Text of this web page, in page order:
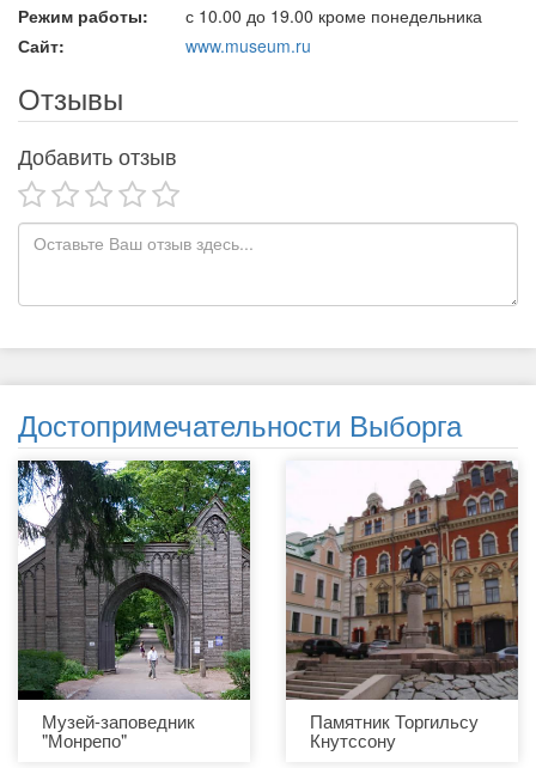
Режим работы:
с 10.00 до 19.00 кроме понедельника
Сайт:
www.museum.ru
Отзывы
Добавить отзыв
Достопримечательности Выборга
Музей-заповедник
"Монрепо"
Памятник Торгильсу
Кнутссону